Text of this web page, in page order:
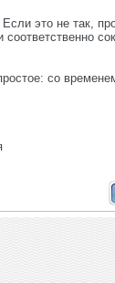
это не так,
со